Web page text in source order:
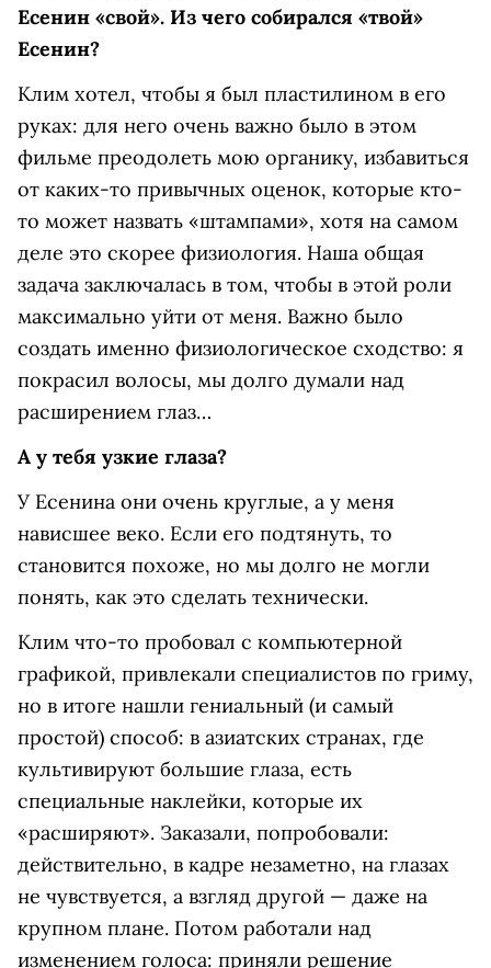
Есенин «свой». Из чего собирался «твой»
Есенин?
Клим хотел, чтобы я был пластилином в его
руках: для него очень важно было в этом
фильме преодолеть мою органику, избавиться
от каких-то привычных оценок, которые кто-
то может назвать «штампами», хотя на самом
деле это скорее физиология. Наша общая
задача заключалась в том, чтобы в этой роли
максимально уйти от меня. Важно было
создать именно физиологическое сходство: я
покрасил волосы, мы долго думали над
расширением глаз…
А у тебя узкие глаза?
У Есенина они очень круглые, а у меня
нависшее веко. Если его подтянуть, то
становится похоже, но мы долго не могли
понять, как это сделать технически.
Клим что-то пробовал с компьютерной
графикой, привлекали специалистов по гриму,
но в итоге нашли гениальный (и самый
простой) способ: в азиатских странах, где
культивируют большие глаза, есть
специальные наклейки, которые их
«расширяют». Заказали, попробовали:
действительно, в кадре незаметно, на глазах
не чувствуется, а взгляд другой — даже на
крупном плане. Потом работали над
изменением голоса: приняли решение